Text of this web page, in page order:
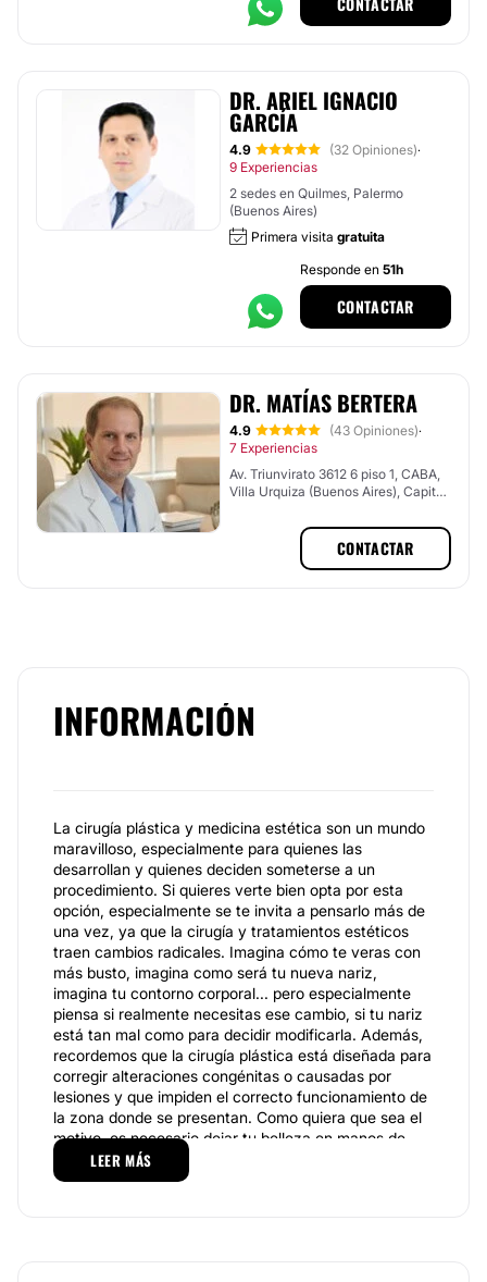
DR. ARIEL IGNACIO
GARCÍA
4.9 (32 Opiniones)·
9 Experiencias
2 sedes en Quilmes, Palermo
(Buenos Aires)
Primera visita gratuita
Responde en 51h
CONTACTAR
DR. MATÍAS BERTERA
4.9 (43 Opiniones)·
7 Experiencias
Av. Triunvirato 3612 6 piso 1, CABA,
Villa Urquiza (Buenos Aires), Capital
CONTACTAR
INFORMACIÓN
La cirugía plástica y medicina estética son un mundo
maravilloso, especialmente para quienes las
desarrollan y quienes deciden someterse a un
procedimiento. Si quieres verte bien opta por esta
opción, especialmente se te invita a pensarlo más de
una vez, ya que la cirugía y tratamientos estéticos
traen cambios radicales. Imagina cómo te veras con
más busto, imagina como será tu nueva nariz,
imagina tu contorno corporal... pero especialmente
piensa si realmente necesitas ese cambio, si tu nariz
está tan mal como para decidir modificarla. Además,
recordemos que la cirugía plástica está diseñada para
corregir alteraciones congénitas o causadas por
lesiones y que impiden el correcto funcionamiento de
la zona donde se presentan. Como quiera que sea el
motivo, es necesario dejar tu belleza en manos de
expertos, así como
plástico que desempeña su labor con profesionalismo.
LEER MÁS